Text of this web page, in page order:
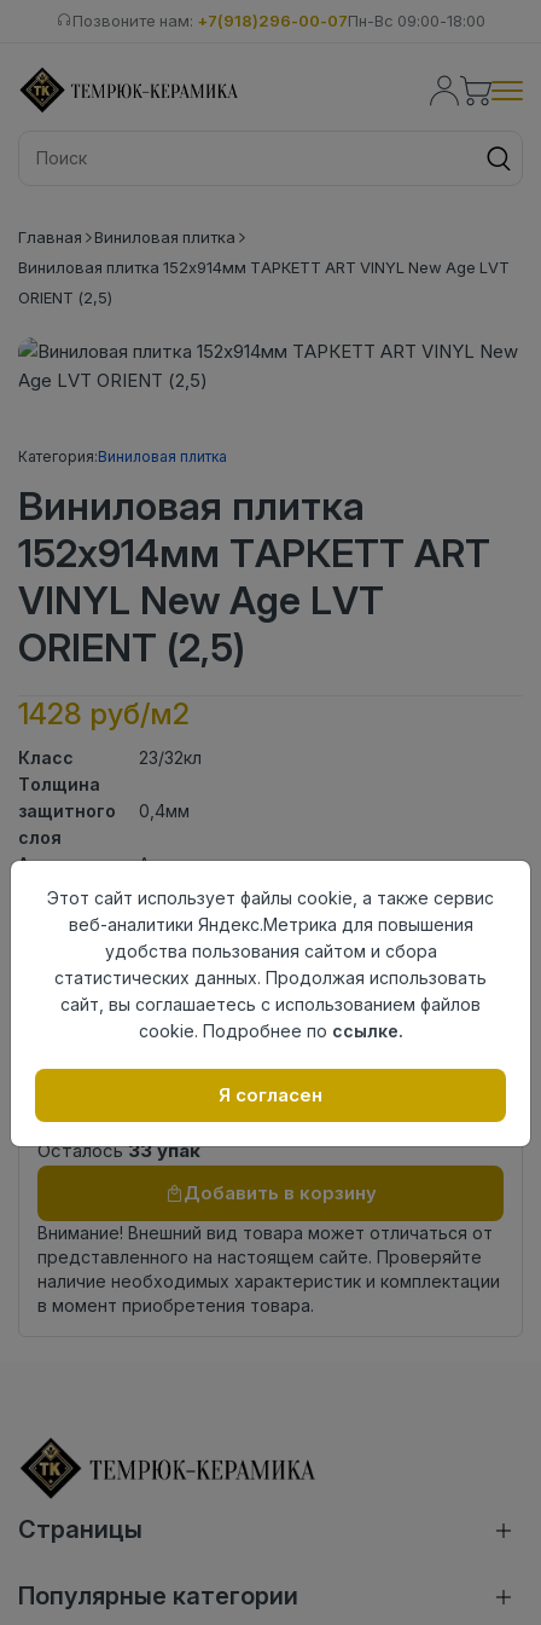
Позвоните нам: +7(918)296-00-07Пн-Вс 09:00-18:00
Главная
Виниловая плитка
Виниловая плитка 152x914мм ТАРКЕТТ ART VINYL New Age LVT
ORIENT (2,5)
Категория:Виниловая плитка
Виниловая плитка
152x914мм ТАРКЕТТ ART
VINYL New Age LVT
ORIENT (2,5)
1428 руб/м2
Класс
23/32кл
Толщина
защитного
слоя
0,4мм
АктуальностьАктуален
Толщина
2,1мм
Размер
152x914мм
Теплый пол
до +27 градусов
Способ
На клей
Страна
Осталось33 упак
Добавить в корзину
Внимание! Внешний вид товара может отличаться от
представленного на настоящем сайте. Проверяйте
наличие необходимых характеристик и комплектации
в момент приобретения товара.
Страницы
Популярные категории
Этот сайт использует файлы cookie, а также сервис
веб-аналитики Яндекс.Метрика для повышения
удобства пользования сайтом и сбора
статистических данных. Продолжая использовать
сайт, вы соглашаетесь с использованием файлов
cookie. Подробнее по ссылке.
Я согласен